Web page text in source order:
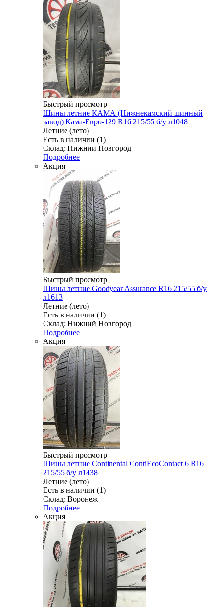
Быстрый просмотр
Шины летние КАМА (Нижнекамский шинный
завод) Кама-Евро-129 R16 215/55 б/у л1048
Летние (лето)
Есть в наличии (1)
Склад: Нижний Новгород
Подробнее
Акция
Быстрый просмотр
Шины летние Goodyear Assurance R16 215/55 б/у
л1613
Летние (лето)
Есть в наличии (1)
Склад: Нижний Новгород
Подробнее
Акция
Быстрый просмотр
Шины летние Continental ContiEcoContact 6 R16
215/55 б/у л1438
Летние (лето)
Есть в наличии (1)
Склад: Воронеж
Подробнее
Акция